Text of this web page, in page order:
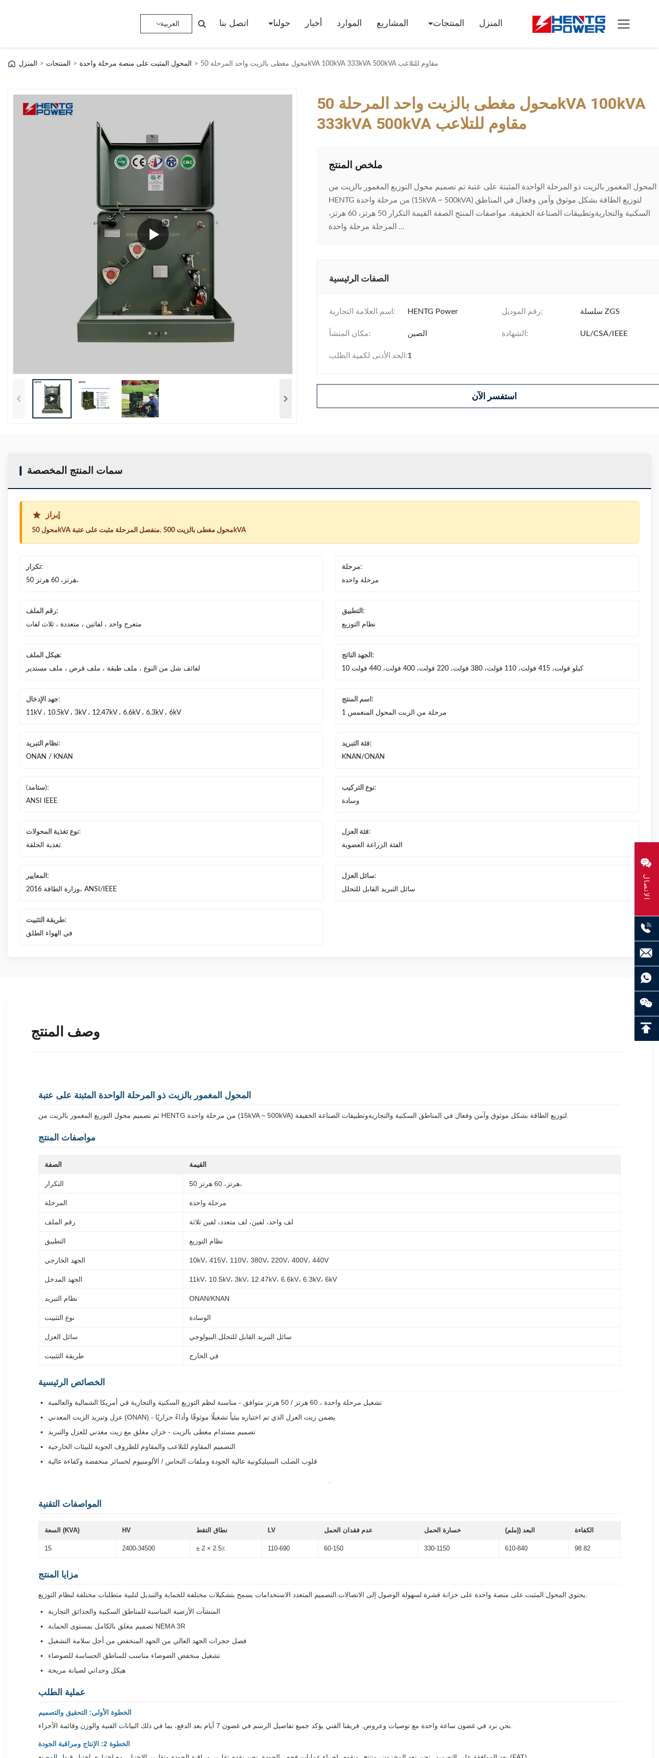
الاتصال
المنزل المنتجات المشاريع الموارد أخبار حولنا اتصل بنا العربية
المنزل > المنتجات > المحول المثبت على منصة مرحلة واحدة > محول مغطى بالزيت واحد المرحلة 50kVA 100kVA 333kVA 500kVA مقاوم للتلاعب
محول مغطى بالزيت واحد المرحلة 50kVA 100kVA
333kVA 500kVA مقاوم للتلاعب
ملخص المنتج
المحول المغمور بالزيت ذو المرحلة الواحدة المثبتة على عتبة تم تصميم محول التوزيع المغمور بالزيت من
HENTG من مرحلة واحدة (15kVA ~ 500kVA) لتوزيع الطاقة بشكل موثوق وآمن وفعال في المناطق
السكنية والتجاريةوتطبيقات الصناعة الخفيفة. مواصفات المنتج الصفة القيمة التكرار 50 هرتز، 60 هرتز،
المرحلة مرحلة واحدة ...
الصفات الرئيسية
اسم العلامة التجارية: HENTG Power رقم الموديل: سلسلة ZGS
مكان المنشأ: الصين الشهادة: UL/CSA/IEEE
الحد الأدنى لكمية الطلب:1
استفسر الآن
سمات المنتج المخصصة
إبراز
محول 50kVA منفصل المرحلة مثبت على عتبة, محول مغطى بالزيت 500kVA
تكرار:
50 هرتز، 60 هرتز،
مرحلة:
مرحلة واحدة
رقم الملف:
متعرج واحد ، لفاتين ، متعددة ، ثلاث لفات
التطبيق:
نظام التوزيع
هيكل الملف:
لفائف شل من النوع ، ملف طبقة ، ملف قرص ، ملف مستدير
الجهد الناتج:
10 كيلو فولت، 415 فولت، 110 فولت، 380 فولت، 220 فولت، 400 فولت، 440 فولت
جهد الإدخال:
11kV ، 10.5kV ، 3kV ، 12.47kV ، 6.6kV ، 6.3kV ، 6kV
اسم المنتج:
1 مرحلة من الزيت المحول المنغمس
نظام التبريد:
ONAN / KNAN
فئة التبريد:
KNAN/ONAN
(ستامد):
ANSI IEEE
نوع التركيب:
وسادة
نوع تغذية المحولات:
تغذية الحلقة
فئة العزل:
الفئة الزراعة العضوية
المعايير:
وزارة الطاقة 2016، ANSI/IEEE
سائل العزل:
سائل التبريد القابل للتحلل
طريقة التثبيت:
في الهواء الطلق
وصف المنتج
المحول المغمور بالزيت ذو المرحلة الواحدة المثبتة على عتبة
تم تصميم محول التوزيع المغمور بالزيت من HENTG من مرحلة واحدة (15kVA ~ 500kVA) لتوزيع الطاقة بشكل موثوق وآمن وفعال في المناطق السكنية والتجاريةوتطبيقات الصناعة الخفيفة.
مواصفات المنتج
الصفة القيمة
التكرار 50 هرتز، 60 هرتز،
المرحلة مرحلة واحدة
رقم الملف لف واحد، لفين، لف متعدد، لفين ثلاثة
التطبيق نظام التوزيع
الجهد الخارجي 10kV، 415V، 110V، 380V، 220V، 400V، 440V
الجهد المدخل 11kV، 10.5kV، 3kV، 12.47kV، 6.6kV، 6.3kV، 6kV
نظام التبريد ONAN/KNAN
نوع التثبيت الوسادة
سائل العزل سائل التبريد القابل للتحلل البيولوجي
طريقة التثبيت في الخارج
الخصائص الرئيسية
تشغيل مرحلة واحدة ، 60 هرتز / 50 هرتز متوافق - مناسبة لنظم التوزيع السكنية والتجارية في أمريكا الشمالية والعالمية
عزل وتبريد الزيت المعدني (ONAN) - يضمن زيت العزل الذي تم اختباره بيئياً تشغيلًا موثوقًا وأداءً حراريًا
تصميم مستدام مغطى بالزيت - خزان مغلق مع زيت معدني للعزل والتبريد
التصميم المقاوم للتلاعب والمقاوم للظروف الجوية للبيئات الخارجية
قلوب الصلب السيليكونية عالية الجودة وملفات النحاس / الألومنيوم لخسائر منخفضة وكفاءة عالية
المواصفات التقنية
السعة (KVA) HV نطاق التقط LV عدم فقدان الحمل خسارة الحمل البعد ((ملم) الكفاءة
15 2400-34500 ± 2 × 2.5٪ 110-690 60-150 330-1150 610-840 98.82
مزايا المنتج
يحتوي المحول المثبت على منصة واحدة على خزانة قشرة لسهولة الوصول إلى الاتصالات.التصميم المتعدد الاستخدامات يسمح بتشكيلات مختلفة للحماية والتبديل لتلبية متطلبات مختلفة لنظام التوزيع.
المنشآت الأرضية المناسبة للمناطق السكنية والحدائق التجارية
تصميم مغلق بالكامل بمستوى الحماية NEMA 3R
فصل حجرات الجهد العالي من الجهد المنخفض من أجل سلامة التشغيل
تشغيل منخفض الضوضاء مناسب للمناطق الحساسة للضوضاء
هيكل وحداتي لصيانة مريحة
عملية الطلب
الخطوة الأولى: التحقيق والتصميم
نحن نرد في غضون ساعة واحدة مع توصيات وعروض. فريقنا الفني يؤكد جميع تفاصيل الرسم في غضون 7 أيام بعد الدفع، بما في ذلك البيانات الفنية والوزن وقائمة الأجزاء.
الخطوة 2: الإنتاج ومراقبة الجودة